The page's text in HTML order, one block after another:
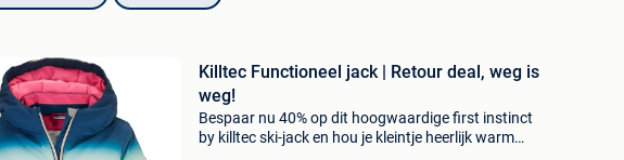
Killtec Functioneel jack | Retour deal, weg is
weg!
Bespaar nu 40% op dit hoogwaardige first instinct
by killtec ski-jack en hou je kleintje heerlijk warm